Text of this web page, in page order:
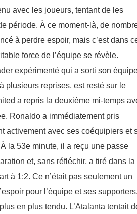
avec les joueurs, tentant de les
période. À ce moment-là, de
à perdre espoir, mais c’est dans
force de l’équipe se révèle.
expérimenté qui a sorti son
plusieurs reprises, est resté sur le
a repris la deuxième mi-temps
Ronaldo a immédiatement pris
activement avec ses coéquipiers et
la 53e minute, il a reçu une passe
et, sans réfléchir, a tiré dans la
à 1:2. Ce n’était pas seulement un
pour l’équipe et ses
en plus tendu. L’Atalanta tentait